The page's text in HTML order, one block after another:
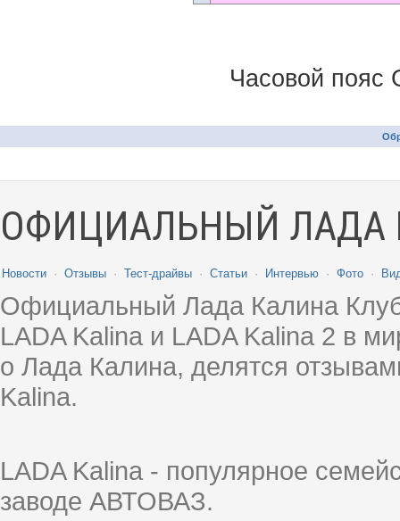
Часовой пояс
ОФИЦИАЛЬНЫЙ ЛАДА
Новости · Отзывы · Тест-драйвы · Статьи · Интервью · Фото ·
Официальный Лада Калина
LADA Kalina и LADA Kalina 2 в
о Лада Калина, делятся
Kalina.
LADA Kalina - популярное
заводе АВТОВАЗ.